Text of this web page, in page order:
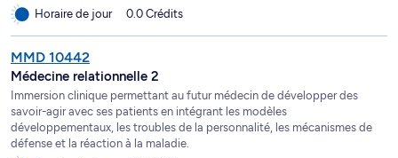
Horaire de jour 0.0 Crédits
MMD 10442
Médecine relationnelle 2
Immersion clinique permettant au futur médecin de développer des
savoir-agir avec ses patients en intégrant les modèles
développementaux, les troubles de la personnalité, les mécanismes de
défense et la réaction à la maladie.